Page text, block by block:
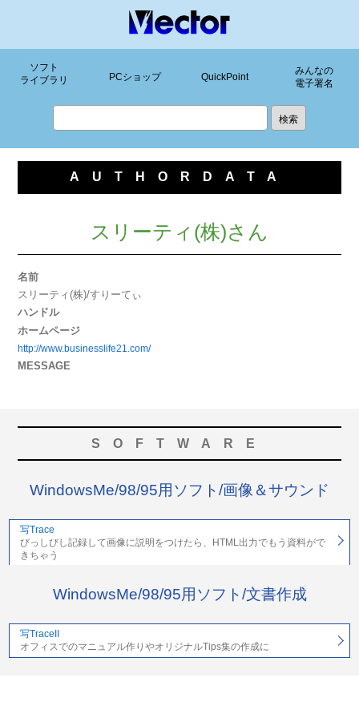
ソフト
ライブラリ
PCショップ QuickPoint
みんなの
電子署名
AUTHORDATA
スリーティ(株)さん
名前
スリーティ(株)/すりーてぃ
ハンドル
ホームページ
http://www.businesslife21.com/
MESSAGE
SOFTWARE
WindowsMe/98/95用ソフト/画像＆サウンド
写Trace
びっしびし記録して画像に説明をつけたら、HTML出力でもう資料がで
きちゃう
WindowsMe/98/95用ソフト/文書作成
写TraceII
オフィスでのマニュアル作りやオリジナルTips集の作成に